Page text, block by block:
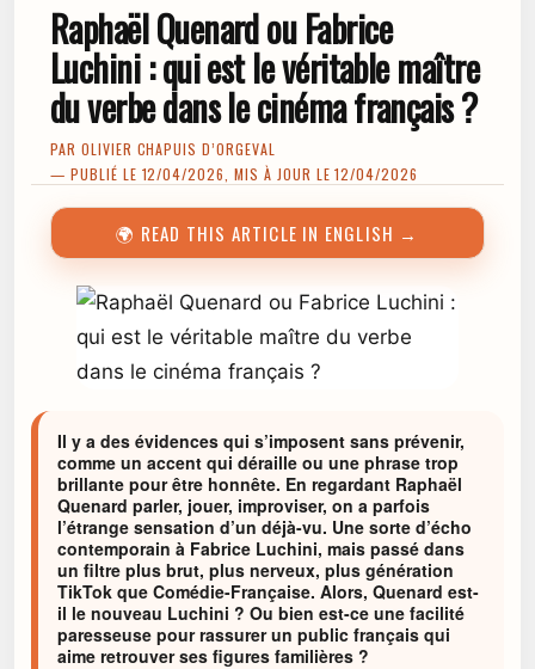
Raphaël Quenard ou Fabrice
Luchini : qui est le véritable maître
du verbe dans le cinéma français ?
PAR OLIVIER CHAPUIS D’ORGEVAL
— PUBLIÉ LE 12/04/2026, MIS À JOUR LE 12/04/2026
🌍 READ THIS ARTICLE IN ENGLISH →
Il y a des évidences qui s’imposent sans prévenir,
comme un accent qui déraille ou une phrase trop
brillante pour être honnête. En regardant Raphaël
Quenard parler, jouer, improviser, on a parfois
l’étrange sensation d’un déjà-vu. Une sorte d’écho
contemporain à Fabrice Luchini, mais passé dans
un filtre plus brut, plus nerveux, plus génération
TikTok que Comédie-Française. Alors, Quenard est-
il le nouveau Luchini ? Ou bien est-ce une facilité
paresseuse pour rassurer un public français qui
aime retrouver ses figures familières ?